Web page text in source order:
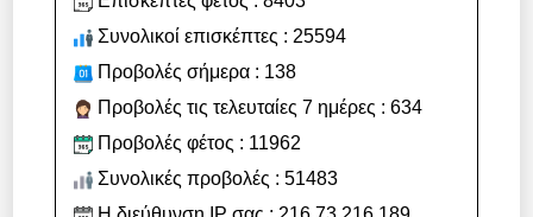
Συνολικοί επισκέπτες : 25594
Προβολές σήμερα : 138
Προβολές τις τελευταίες 7 ημέρες : 634
Προβολές φέτος : 11962
Συνολικές προβολές : 51483